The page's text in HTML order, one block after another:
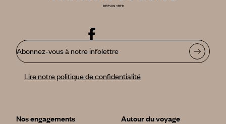
Abonnez-vous à notre infolettre
Lire notre politique de confidentialité
Nos engagements
Autour du voyage